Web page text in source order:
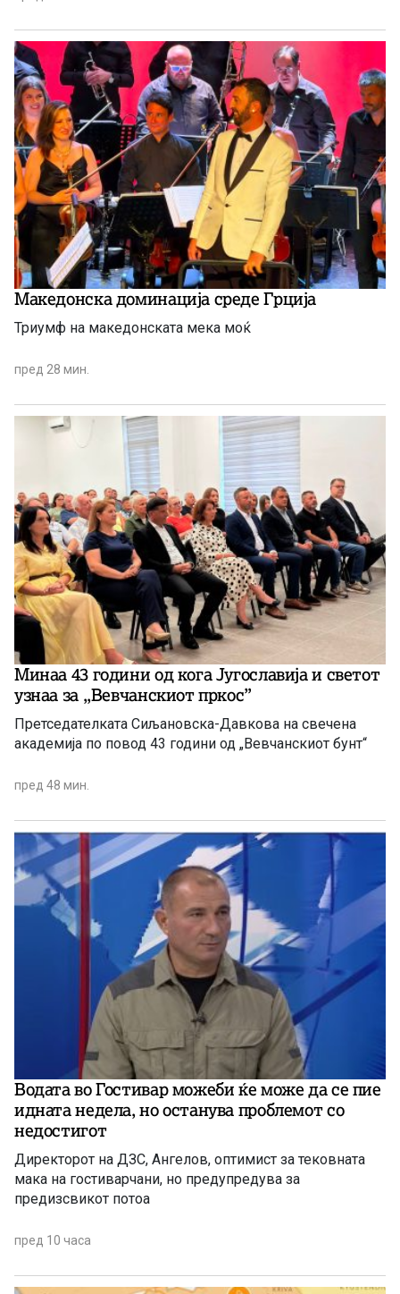
Македонска доминација среде Грција
Триумф на македонската мека моќ
пред 28 мин.
Минаа 43 години од кога Југославија и светот
узнаа за ,,Вевчанскиот пркос”
Претседателката Сиљановска-Давкова на свечена
академија по повод 43 години од „Вевчанскиот бунт“
пред 48 мин.
Водата во Гостивар можеби ќе може да се пие
идната недела, но останува проблемот со
недостигот
Директорот на ДЗС, Ангелов, оптимист за тековната
мака на гостиварчани, но предупредува за
предизсвикот потоа
пред 10 часа